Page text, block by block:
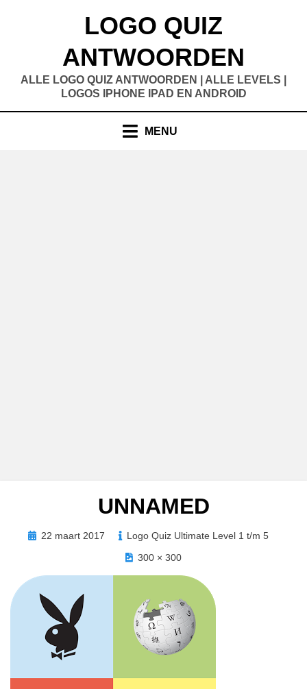
LOGO QUIZ
ANTWOORDEN
ALLE LOGO QUIZ ANTWOORDEN | ALLE LEVELS |
LOGOS IPHONE IPAD EN ANDROID
MENU
UNNAMED
Geplaatst
22 maart 2017
Logo Quiz Ultimate Level 1 t/m 5
300 × 300